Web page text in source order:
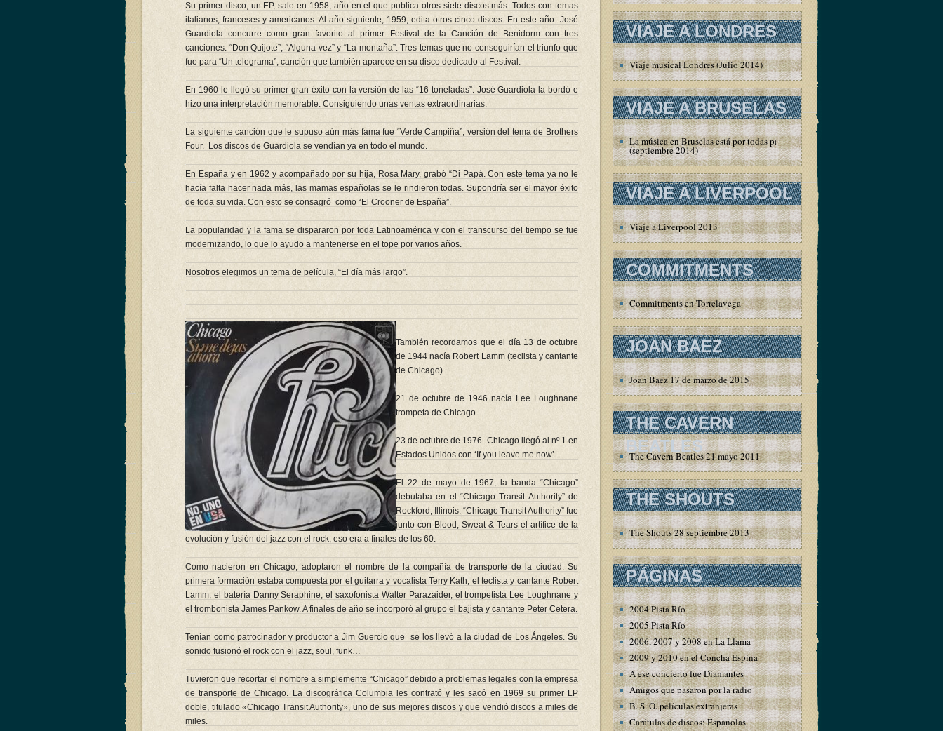
Su primer disco, un EP, sale en 1958, año en el que publica otros siete discos más. Todos con temas
italianos, franceses y americanos. Al año siguiente, 1959, edita otros cinco discos. En este año José
Guardiola concurre como gran favorito al primer Festival de la Canción de Benidorm con tres
canciones: “Don Quijote”, “Alguna vez” y “La montaña”. Tres temas que no conseguirían el triunfo que
fue para “Un telegrama”, canción que también aparece en su disco dedicado al Festival.
En 1960 le llegó su primer gran éxito con la versión de las “16 toneladas”. José Guardiola la bordó e
hizo una interpretación memorable. Consiguiendo unas ventas extraordinarias.
La siguiente canción que le supuso aún más fama fue “Verde Campiña”, versión del tema de Brothers
Four. Los discos de Guardiola se vendían ya en todo el mundo.
En España y en 1962 y acompañado por su hija, Rosa Mary, grabó “Di Papá. Con este tema ya no le
hacía falta hacer nada más, las mamas españolas se le rindieron todas. Supondría ser el mayor éxito
de toda su vida. Con esto se consagró como “El Crooner de España”.
La popularidad y la fama se dispararon por toda Latinoamérica y con el transcurso del tiempo se fue
modernizando, lo que lo ayudo a mantenerse en el tope por varios años.
Nosotros elegimos un tema de película, “El día más largo”.
También recordamos que el día 13 de octubre
de 1944 nacía Robert Lamm (teclista y cantante
de Chicago).
21 de octubre de 1946 nacía Lee Loughnane
trompeta de Chicago.
23 de octubre de 1976. Chicago llegó al nº 1 en
Estados Unidos con ‘If you leave me now’.
El 22 de mayo de 1967, la banda “Chicago”
debutaba en el “Chicago Transit Authority” de
Rockford, Illinois. “Chicago Transit Authority” fue
junto con Blood, Sweat & Tears el artífice de la
evolución y fusión del jazz con el rock, eso era a finales de los 60.
Como nacieron en Chicago, adoptaron el nombre de la compañía de transporte de la ciudad. Su
primera formación estaba compuesta por el guitarra y vocalista Terry Kath, el teclista y cantante Robert
Lamm, el batería Danny Seraphine, el saxofonista Walter Parazaider, el trompetista Lee Loughnane y
el trombonista James Pankow. A finales de año se incorporó al grupo el bajista y cantante Peter Cetera.
Tenían como patrocinador y productor a Jim Guercio que se los llevó a la ciudad de Los Ángeles. Su
sonido fusionó el rock con el jazz, soul, funk…
Tuvieron que recortar el nombre a simplemente “Chicago” debido a problemas legales con la empresa
de transporte de Chicago. La discográfica Columbia les contrató y les sacó en 1969 su primer LP
doble, titulado «Chicago Transit Authority», uno de sus mejores discos y que vendió discos a miles de
miles.
VIAJE A LONDRES
Viaje musical Londres (Julio 2014)
VIAJE A BRUSELAS
La música en Bruselas está por todas partes
(septiembre 2014)
VIAJE A LIVERPOOL
Viaje a Liverpool 2013
COMMITMENTS
Commitments en Torrelavega
JOAN BAEZ
Joan Baez 17 de marzo de 2015
THE CAVERN
BEATLES
The Cavern Beatles 21 mayo 2011
THE SHOUTS
The Shouts 28 septiembre 2013
PÁGINAS
2004 Pista Río
2005 Pista Río
2006, 2007 y 2008 en La Llama
2009 y 2010 en el Concha Espina
A ese concierto fue Diamantes
Amigos que pasaron por la radio
B. S. O. películas extranjeras
Carátulas de discos: Españolas